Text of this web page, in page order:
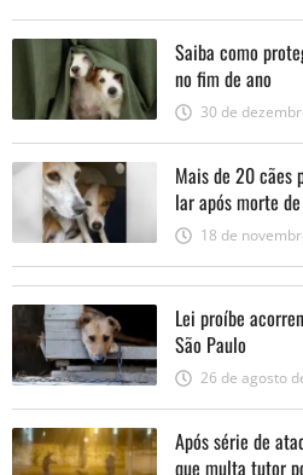
Saiba como
no fim de ano
30 de
Mais de 20 cães
lar após morte
18 de
Lei proíbe
São Paulo
26 de agosto
Após série de
que multa tutor